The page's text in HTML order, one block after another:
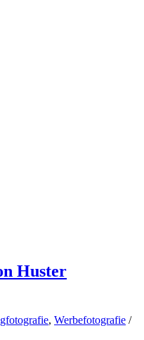
Huster
, Werbefotografie /